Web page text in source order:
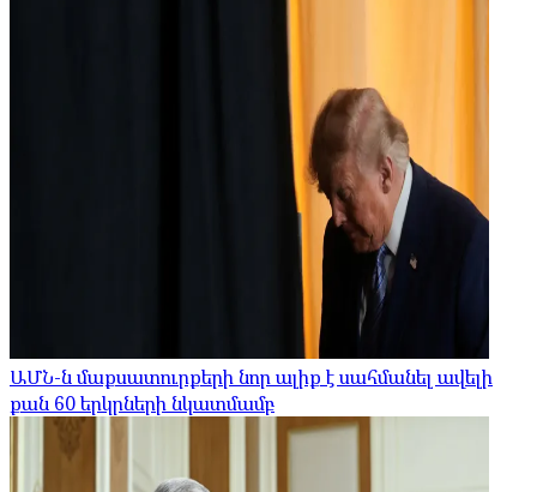
ԱՄՆ-ն մաքսատուրքերի նոր ալիք է սահմանել ավելի
քան 60 երկրների նկատմամբ